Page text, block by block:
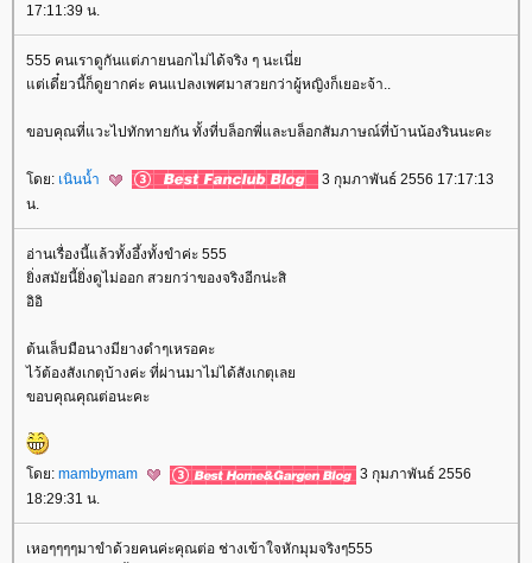
17:11:39 น.
555 คนเราดูกันแต่ภายนอกไม่ได้จริง ๆ นะเนี่
ต่เดี๋ยวนี้ก็ดูยากค่ะ คนแปลงเพศมาสวยกว่าผู้หญิงก็เยอะจ้า..
ขอบคุณที่แวะไปทักทายกัน ทั้งที่บล็อกพี่และบล็อกสัมภาษณ์ที่บ้านน้องรินนะคะ
ดย: เนินน้ำ
3 กุมภาพันธ์ 2556 17:17:13
น.
อ่านเรื่องนี้แล้วทั้งอึ้งทั้งขำค่ะ 555
ิ่งสมัยนี้ยิ่งดูไม่ออก สวยกว่าของจริงอีกน่ะสิ
อิอิ
ต้นเล็บมือนางมียางดำๆเหรอคะ
ไว้ต้องสังเกตุบ้างค่ะ ที่ผ่านมาไม่ได้สังเกตุเล
ขอบคุณคุณต่อนะคะ
ดย: mambymam
3 กุมภาพันธ์ 2556
18:29:31 น.
เหอๆๆๆๆมาขำด้วยคนค่ะคุณต่อ ช่างเข้าใจหักมุมจริงๆ555